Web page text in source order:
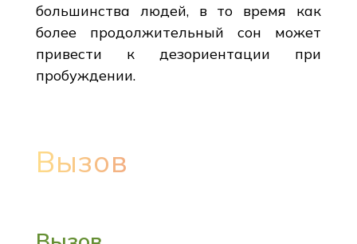
большинства людей, в то время как
более продолжительный сон может
привести к дезориентации при
пробуждении.
Вызов